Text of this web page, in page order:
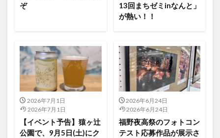
ぞ
13回まちゼミinなんと」
が熱い！！
2026年7月1日
2026年7月1日
【イベント予告】猿ヶ辻
公園で、9月5日(土)にク
2026年6月24日
2026年6月24日
福野夜高祭のフォトコン
テスト応募作品が展示さ